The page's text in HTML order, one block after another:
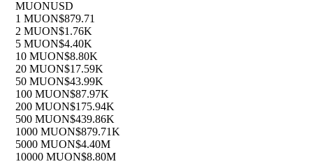
MUONUSD
1 MUON$879.71
2 MUON$1.76K
5 MUON$4.40K
10 MUON$8.80K
20 MUON$17.59K
50 MUON$43.99K
100 MUON$87.97K
200 MUON$175.94K
500 MUON$439.86K
1000 MUON$879.71K
5000 MUON$4.40M
10000 MUON$8.80M